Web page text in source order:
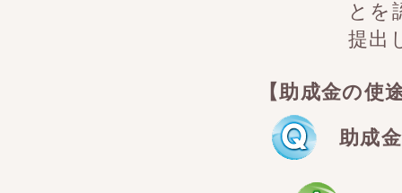
とを
提出
【助成金の使
助成